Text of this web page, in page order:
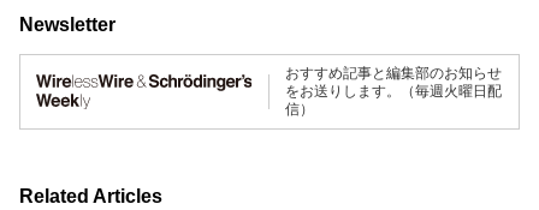
Newsletter
おすすめ記事と編集部のお知らせ
をお送りします。（毎週火曜日配
信）
Related Articles